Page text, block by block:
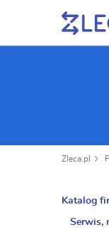
Zleca.pl
Katalog
Serwis,